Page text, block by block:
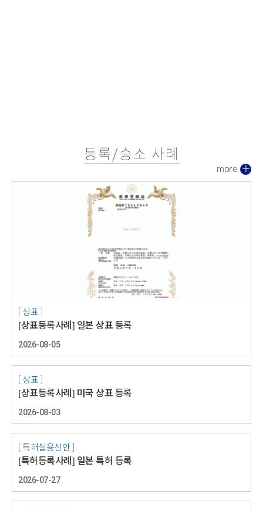
등록/승소 사례
[ 상표 ]
[상표등록사례] 일본 상표 등록
2026-08-05
[ 상표 ]
[상표등록사례] 미국 상표 등록
2026-08-03
[ 특허실용신안 ]
[특허등록사례] 일본 특허 등록
2026-07-27
more